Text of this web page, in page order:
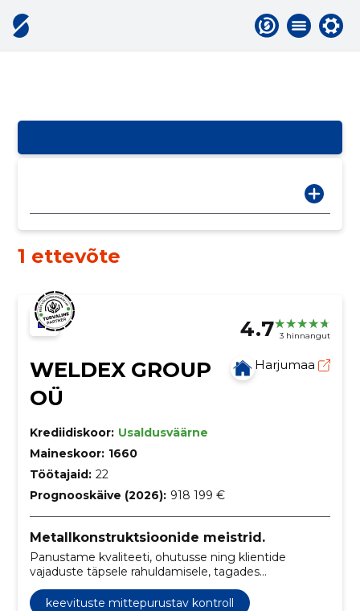
1 ettevõte
4.7 3 hinnangut
WELDEX GROUP
OÜ
Harjumaa
Krediidiskoor: Usaldusväärne
Maineskoor: 1660
Töötajaid: 22
Prognooskäive (2026): 918 199 €
Metallkonstruktsioonide meistrid.
Panustame kvaliteeti, ohutusse ning klientide
vajaduste täpsele rahuldamisele, tagades
professionaalsuse ja innovatsiooni kõigis meie
teenustes.
keevituste mittepurustav kontroll